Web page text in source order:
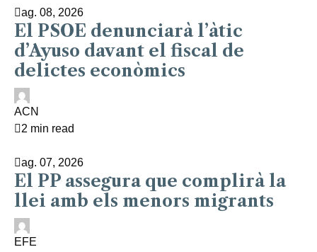
ag. 08, 2026
El PSOE denunciarà l’àtic
d’Ayuso davant el fiscal de
delictes econòmics
ACN
2 min read
ag. 07, 2026
El PP assegura que complirà la
llei amb els menors migrants
EFE